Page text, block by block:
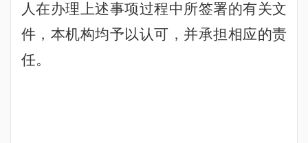
人在办理上述事项过程中所签署的有关文
件，本机构均予以认可，并承担相应的责
任。